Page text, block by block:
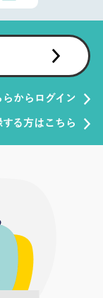
からログイン
る方はこちら